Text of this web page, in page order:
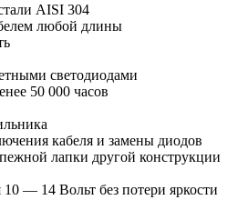
AISI 304
любой длины
светодиодами
50 000 часов
кабеля и замены диодов
лапки другой конструкции
— 14 Вольт без потери яркости